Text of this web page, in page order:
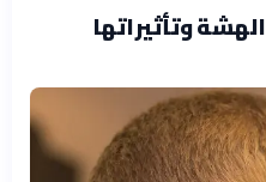
أسئلة شارحة: متلازمة X الهشة وتأثيراتها